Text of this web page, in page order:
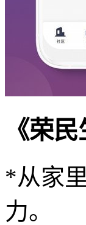
《荣
*从家
力。